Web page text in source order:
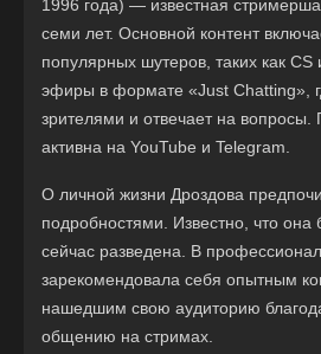
1996 года) — известная
семи лет. Основной контент
популярных шутеров, таких как CS
эфиры в формате «Just Chatting»,
зрителями и отвечает на
активна на YouTube и Telegram.
О личной жизни Дроздова
подробностями. Известно, что она
сейчас разведена. В
зарекомендовала себя опытным
нашедшим свою аудиторию
общению на стримах.